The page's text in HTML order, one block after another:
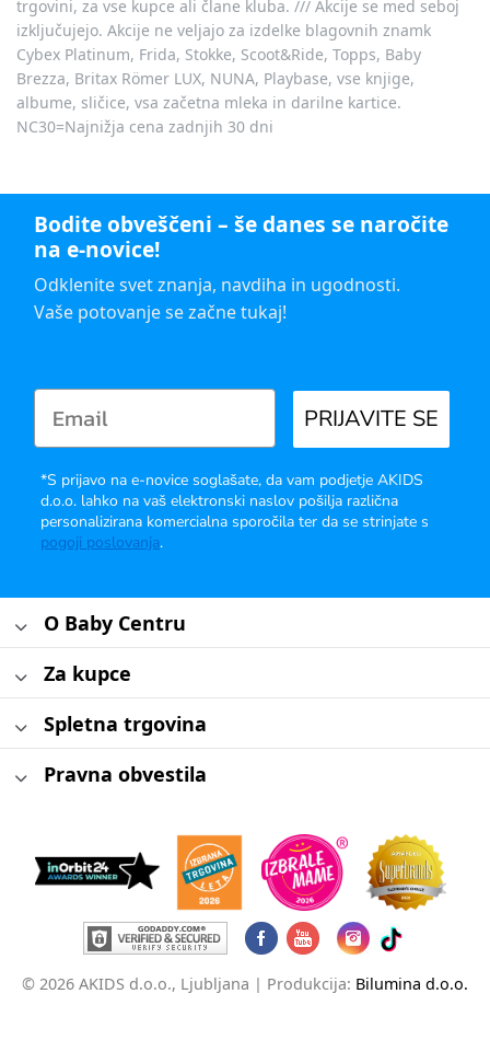
trgovini, za vse kupce ali člane kluba. /// Akcije se med seboj
izključujejo. Akcije ne veljajo za izdelke blagovnih znamk
Cybex Platinum, Frida, Stokke, Scoot&Ride, Topps, Baby
Brezza, Britax Römer LUX, NUNA, Playbase, vse knjige,
albume, sličice, vsa začetna mleka in darilne kartice.
NC30=Najnižja cena zadnjih 30 dni
Bodite obveščeni – še danes se naročite
na e-novice!
Odklenite svet znanja, navdiha in ugodnosti.
Vaše potovanje se začne tukaj!
PRIJAVITE SE
*S prijavo na e-novice soglašate, da vam podjetje AKIDS
d.o.o. lahko na vaš elektronski naslov pošilja različna
personalizirana komercialna sporočila ter da se strinjate s
pogoji poslovanja.
O Baby Centru
Za kupce
Spletna trgovina
Pravna obvestila
© 2026 AKIDS d.o.o., Ljubljana | Produkcija: Bilumina d.o.o.